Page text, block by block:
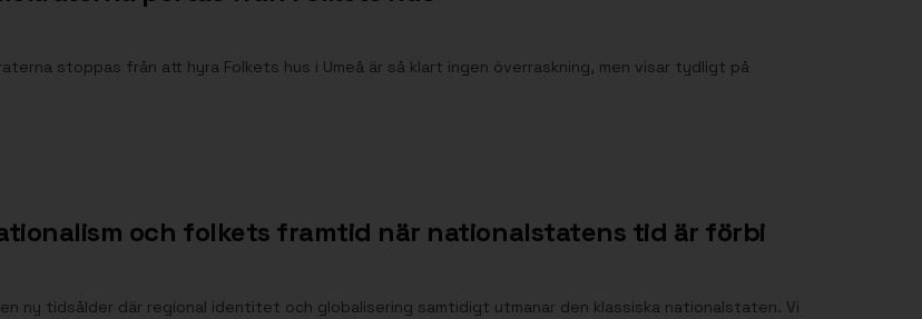
stoppas från att hyra Folkets hus i Umeå är så klart ingen överraskning, men visar tydligt på
och folkets framtid när nationalstatens tid är förbi
ny tidsålder där regional identitet och globalisering samtidigt utmanar den klassiska nationalstaten. Vi